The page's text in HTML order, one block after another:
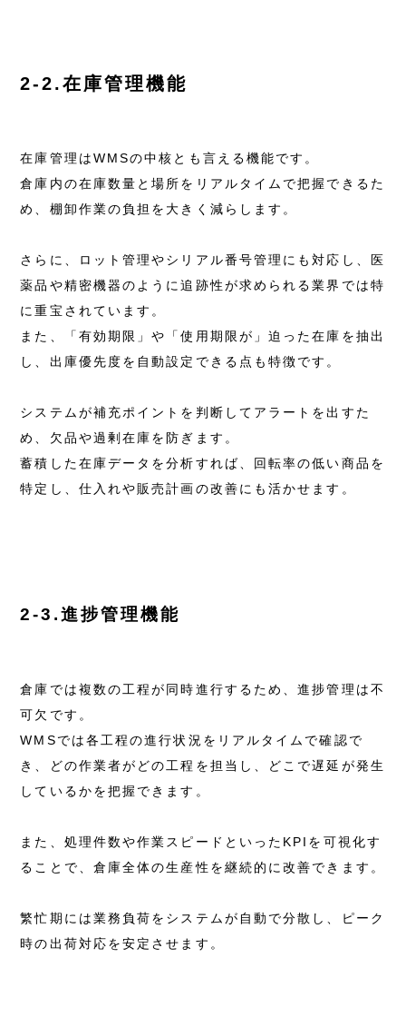
2-2.在庫管理機能
在庫管理はWMSの中核とも言える機能です。
倉庫内の在庫数量と場所をリアルタイムで把握できるた
め、棚卸作業の負担を大きく減らします。
さらに、ロット管理やシリアル番号管理にも対応し、医
薬品や精密機器のように追跡性が求められる業界では特
に重宝されています。
また、「有効期限」や「使用期限が」迫った在庫を抽出
し、出庫優先度を自動設定できる点も特徴です。
システムが補充ポイントを判断してアラートを出すた
め、欠品や過剰在庫を防ぎます。
蓄積した在庫データを分析すれば、回転率の低い商品を
特定し、仕入れや販売計画の改善にも活かせます。
2-3.進捗管理機能
倉庫では複数の工程が同時進行するため、進捗管理は不
可欠です。
WMSでは各工程の進行状況をリアルタイムで確認で
き、どの作業者がどの工程を担当し、どこで遅延が発生
しているかを把握できます。
また、処理件数や作業スピードといったKPIを可視化す
ることで、倉庫全体の生産性を継続的に改善できます。
繁忙期には業務負荷をシステムが自動で分散し、ピーク
時の出荷対応を安定させます。